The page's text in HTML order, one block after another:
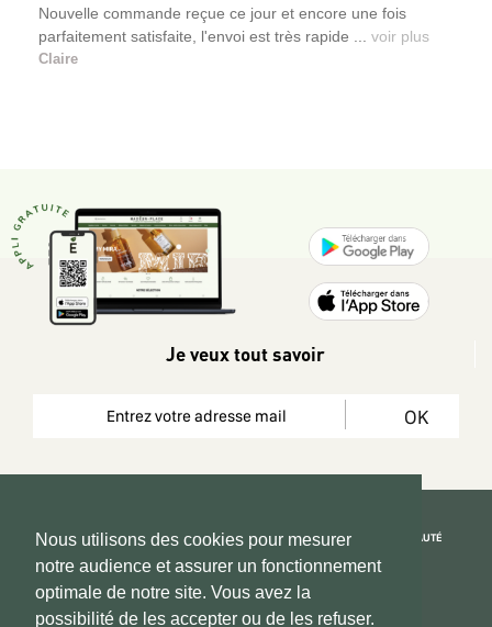
Nous utilisons des cookies pour mesurer
notre audience et assurer un fonctionnement
optimale de notre site. Vous avez la
possibilité de les accepter ou de les refuser.
Nouvelle commande reçue ce jour et encore une fois
parfaitement satisfaite, l'envoi est très rapide ... voir plus
Claire
Je veux tout savoir
OK
Copyright 2026 © www.hadeen-place.fr
Based on Kate&You MarketPlace’ solution
REJOIGNEZ LA COMMUNAUTÉ